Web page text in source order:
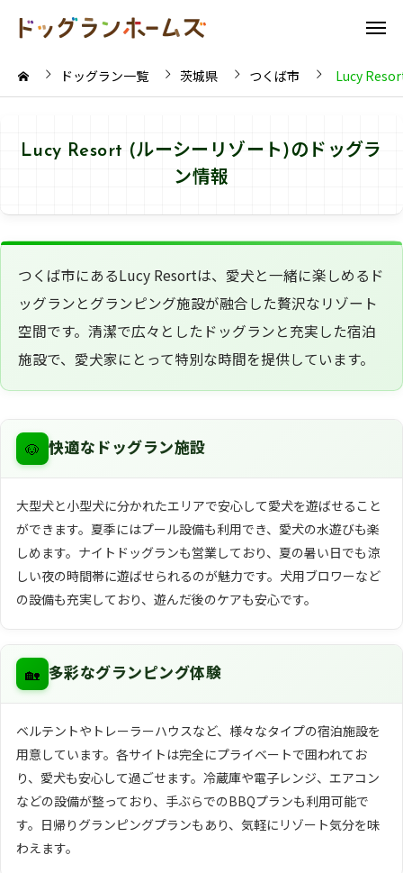
ドッグラン一覧 茨城県 つくば市 Lucy
Lucy Resort (ルーシーリゾート)のドッグラ
ン情報
つくば市にあるLucy Resortは、愛犬と一緒に楽しめるド
ッグランとグランピング施設が融合した贅沢なリゾート
空間です。清潔で広々としたドッグランと充実した宿泊
施設で、愛犬家にとって特別な時間を提供しています。
🐶 快適なドッグラン施設
大型犬と小型犬に分かれたエリアで安心して愛犬を遊ばせること
ができます。夏季にはプール設備も利用でき、愛犬の水遊びも楽
しめます。ナイトドッグランも営業しており、夏の暑い日でも涼
しい夜の時間帯に遊ばせられるのが魅力です。犬用ブロワーなど
の設備も充実しており、遊んだ後のケアも安心です。
🏡 多彩なグランピング体験
ベルテントやトレーラーハウスなど、様々なタイプの宿泊施設を
用意しています。各サイトは完全にプライベートで囲われてお
り、愛犬も安心して過ごせます。冷蔵庫や電子レンジ、エアコン
などの設備が整っており、手ぶらでのBBQプランも利用可能で
す。日帰りグランピングプランもあり、気軽にリゾート気分を味
わえます。